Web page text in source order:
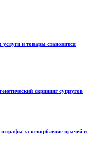
и товары становится
скрининг супругов
за оскорбление врачей и